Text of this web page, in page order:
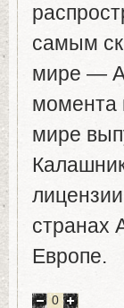
самым
мире —
момента
мире
странах
Европе.
0